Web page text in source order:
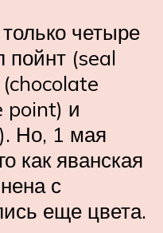
четыре
пойнт (seal
point) и
Но, 1 мая
как яванская
с
еще цвета.